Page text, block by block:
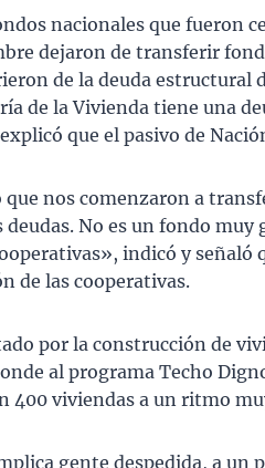
nacionales que fueron
dejaron de transferir
de la deuda estructural
de la Vivienda tiene una
que el pasivo de
que nos comenzaron a
deudas. No es un fondo
indicó y señaló
de las cooperativas.
por la construcción de
al programa Techo
400 viviendas a un ritmo
gente despedida, a un